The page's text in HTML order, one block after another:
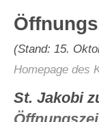
(Stand: 15.
Homepage des
St. Jakobi